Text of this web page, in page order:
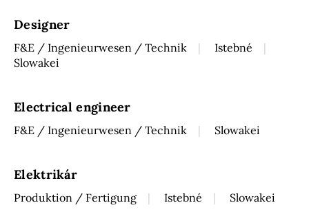
Designer
F&E / Ingenieurwesen / Technik
Istebné
Slowakei
Electrical engineer
F&E / Ingenieurwesen / Technik Slowakei
Elektrikár
Produktion / Fertigung Istebné Slowakei